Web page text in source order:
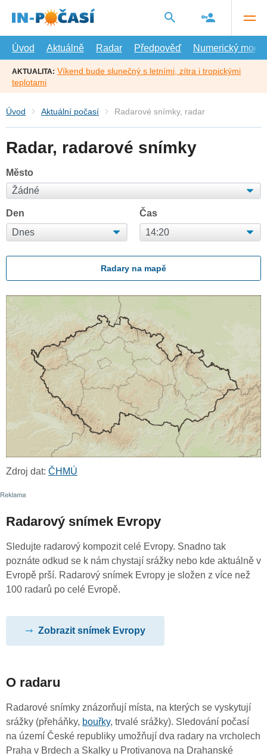
hlavní
Úvod
Aktuálně Radar Předpověď Numerický model
AKTUALITA: Víkend bude slunečný s letními, zítra i tropickými
teplotami
Úvod Aktuální počasí Radarové snímky, radar
Radar, radarové snímky
Město
Den Čas
Radary na mapě
Zdroj dat: ČHMÚ
Radarový snímek Evropy
Sledujte radarový kompozit celé Evropy. Snadno tak
poznáte odkud se k nám chystají srážky nebo kde aktuálně v
Evropě prší. Radarový snímek Evropy je složen z více než
100 radarů po celé Evropě.
Zobrazit snímek Evropy
O radaru
Radarové snímky znázorňují místa, na kterých se vyskytují
srážky (přeháňky, bouřky, trvalé srážky). Sledování počasí
na území České republiky umožňují dva radary na vrcholech
Praha v Brdech a Skalky u Protivanova na Drahanské